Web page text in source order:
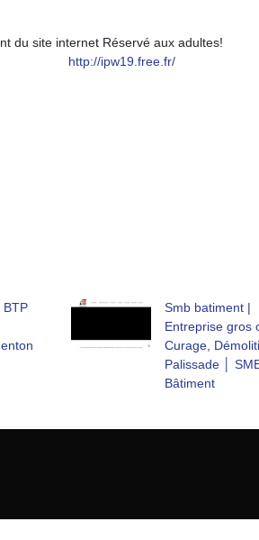
du site internet Réservé aux adultes!
http://ipw19.free.fr/
BTP
Smb batiment |
Entreprise gros
Curage,
Palissade │
Bâtiment